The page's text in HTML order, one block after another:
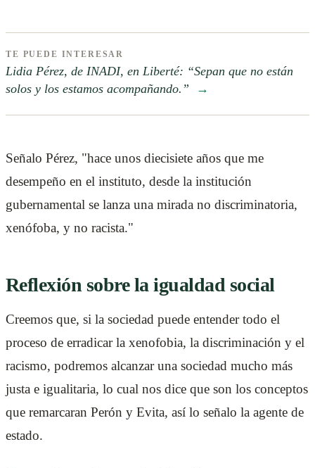
TE PUEDE INTERESAR
Lidia Pérez, de INADI, en Liberté: “Sepan que no están
solos y los estamos acompañando.”
→
Señalo Pérez, "hace unos diecisiete años que me
desempeño en el instituto, desde la institución
gubernamental se lanza una mirada no discriminatoria,
xenófoba, y no racista."
Reflexión sobre la igualdad social
Creemos que, si la sociedad puede entender todo el
proceso de erradicar la xenofobia, la discriminación y el
racismo, podremos alcanzar una sociedad mucho más
justa e igualitaria, lo cual nos dice que son los conceptos
que remarcaran Perón y Evita, así lo señalo la agente de
estado.